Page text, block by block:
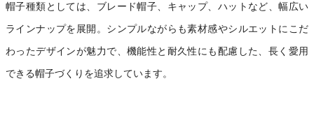
帽子種類としては、ブレード帽子、キャップ、ハットなど、幅広い
ラインナップを展開。シンプルながらも素材感やシルエットにこだ
わったデザインが魅力で、機能性と耐久性にも配慮した、長く愛用
できる帽子づくりを追求しています。